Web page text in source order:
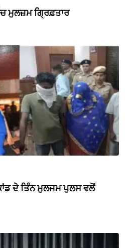
ਮੁਲਜ਼ਮ ਗ੍ਰਿਫ਼ਤਾਰ
ਦੇ ਤਿੰਨ ਮੁਲਜਮ ਪੁਲਸ ਵਲੋਂ